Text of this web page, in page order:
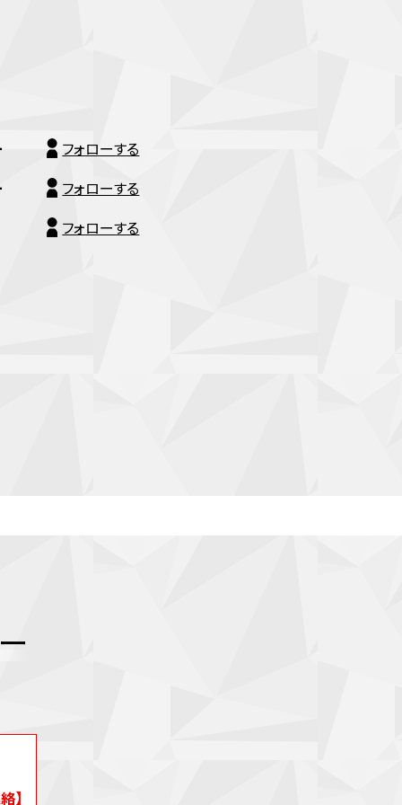
フォローする
フォローする
フォローする
】